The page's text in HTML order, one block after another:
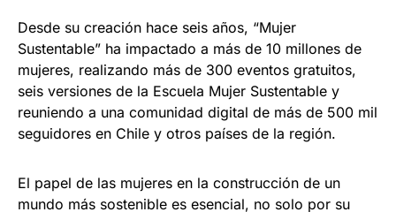
Desde su creación hace seis años, “Mujer
Sustentable” ha impactado a más de 10 millones de
mujeres, realizando más de 300 eventos gratuitos,
seis versiones de la Escuela Mujer Sustentable y
reuniendo a una comunidad digital de más de 500 mil
seguidores en Chile y otros países de la región.
El papel de las mujeres en la construcción de un
mundo más sostenible es esencial, no solo por su